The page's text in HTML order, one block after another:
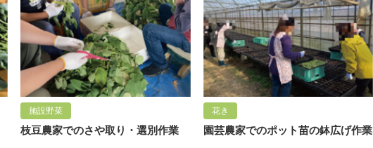
施設野菜
枝豆農家でのさや取り・選別作業
花き
園芸農家でのポット苗の鉢広げ作業